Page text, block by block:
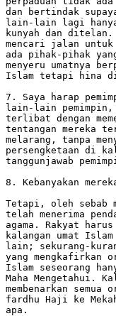
dan bertindak
lain-lain lagi
kunyah dan ditelan.
mencari jalan untuk
ada pihak-pihak
menyeru umatnya
Islam tetapi hina di
7. Saya harap
lain-lain pemimpin,
terlibat dengan
tentangan mereka
melarang, tanpa
persengketaan di
tanggunjawab
8. Kebanyakan
Tetapi, oleh sebab
telah menerima
agama. Rakyat
kalangan umat
lain; sekurang-
yang mengkafirkan
Islam seseorang
Maha Mengetahui.
membenarkan
fardhu Haji ke
apa.